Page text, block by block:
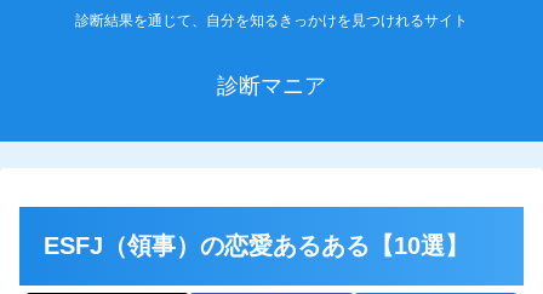
診断結果を通じて、自分を知るきっかけを見つけれるサイト
診断マニア
ESFJ（領事）の恋愛あるある【10選】